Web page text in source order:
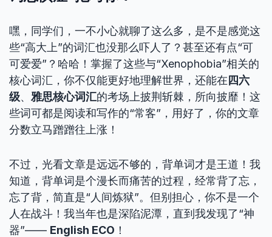
嘿，同学们，一不小心就聊了这么多，是不是感觉这
些“高大上”的词汇也没那么吓人了？甚至还有点“可
可爱爱”？哈哈！掌握了这些与“Xenophobia”相关的
核心词汇，你不仅能更好地理解世界，还能在 四六
级、 雅思核心词汇的考场上披荆斩棘，所向披靡！这
些词可都是阅读和写作的“常客”，用好了，你的文章
分数立马蹭蹭往上涨！
不过，光看文章是远远不够的，背单词才是王道！我
知道，背单词是个漫长而痛苦的过程，经常背了忘，
忘了背，简直是“人间炼狱”。但别担心，你不是一个
人在战斗！我当年也是深陷泥潭，直到我发现了“神
器”—— English ECO ！